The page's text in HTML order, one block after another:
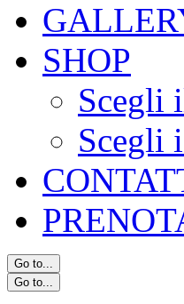
SHOP
Scegli
Scegli
Go to...
Go to...